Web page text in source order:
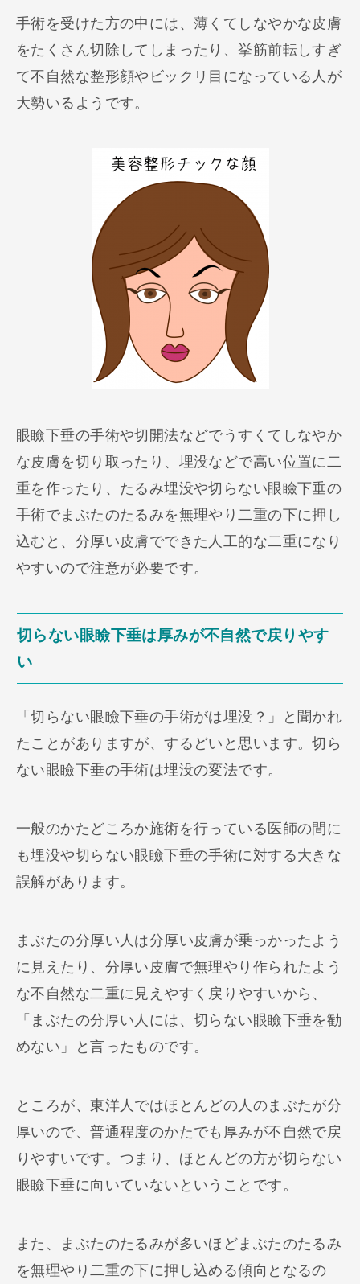
手術を受けた方の中には、薄くてしなやかな皮膚
をたくさん切除してしまったり、挙筋前転しすぎ
て不自然な整形顔やビックリ目になっている人が
大勢いるようです。
眼瞼下垂の手術や切開法などでうすくてしなやか
な皮膚を切り取ったり、埋没などで高い位置に二
重を作ったり、たるみ埋没や切らない眼瞼下垂の
手術でまぶたのたるみを無理やり二重の下に押し
込むと、分厚い皮膚でできた人工的な二重になり
やすいので注意が必要です。
切らない眼瞼下垂は厚みが不自然で戻りやす
い
「切らない眼瞼下垂の手術がは埋没？」と聞かれ
たことがありますが、するどいと思います。切ら
ない眼瞼下垂の手術は埋没の変法です。
一般のかたどころか施術を行っている医師の間に
も埋没や切らない眼瞼下垂の手術に対する大きな
誤解があります。
まぶたの分厚い人は分厚い皮膚が乗っかったよう
に見えたり、分厚い皮膚で無理やり作られたよう
な不自然な二重に見えやすく戻りやすいから、
「まぶたの分厚い人には、切らない眼瞼下垂を勧
めない」と言ったものです。
ところが、東洋人ではほとんどの人のまぶたが分
厚いので、普通程度のかたでも厚みが不自然で戻
りやすいです。つまり、ほとんどの方が切らない
眼瞼下垂に向いていないということです。
また、まぶたのたるみが多いほどまぶたのたるみ
を無理やり二重の下に押し込める傾向となるの